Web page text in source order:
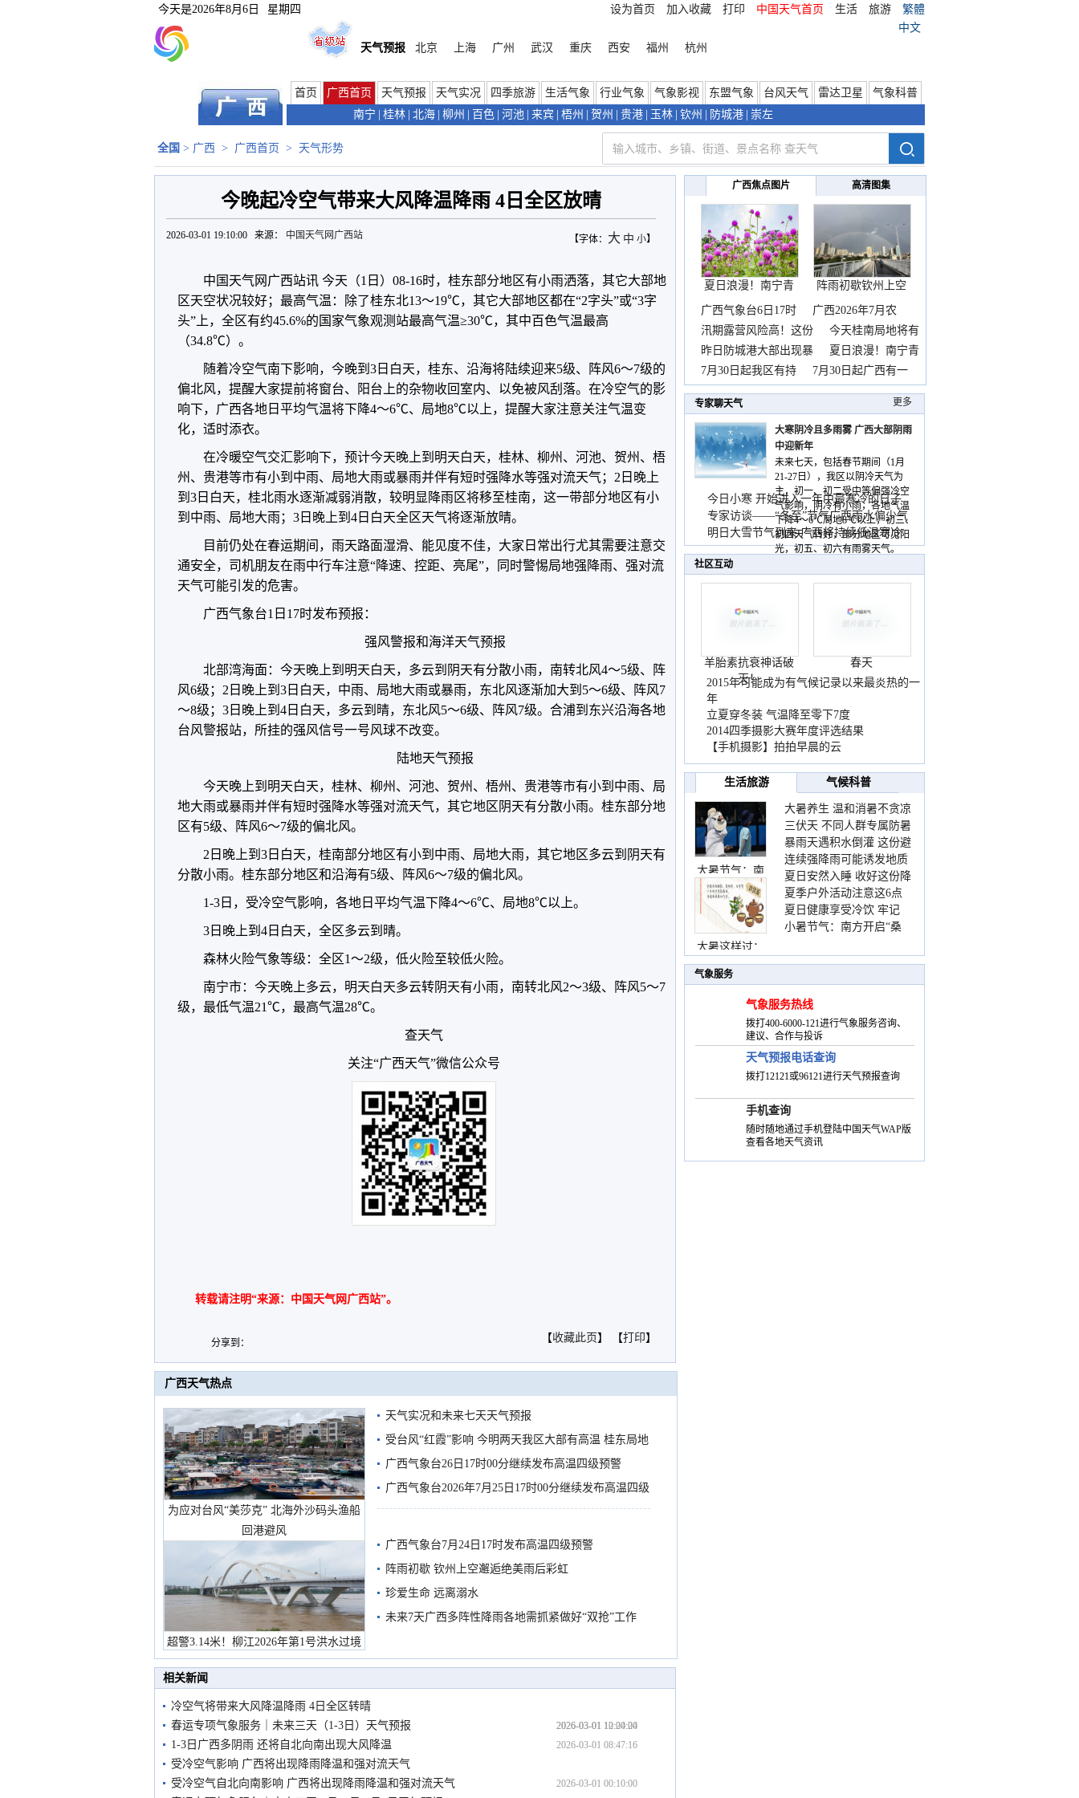
今天是2026年8月6日 星期四 设为首页 加入收藏 打印 中国天气首页 生活 旅游
繁體
中文
天气预报
北京 上海 广州 武汉 重庆 西安 福州 杭州
首页 广西首页 天气预报 天气实况 四季旅游 生活气象 行业气象 气象影视 东盟气象 台风天气 雷达卫星
气象科普
南宁
桂林 北海 柳州 百色 河池 来宾 梧州 贺州 贵港 玉林 钦州 防城港 崇左
全国 > 广西 > 广西首页 > 天气形势
今晚起冷空气带来大风降温降雨 4日全区放晴
【字体： 大 中 小】
2026-03-01 19:10:00 来源： 中国天气网广西站
中国天气网广西站讯 今天（1日）08-16时，桂东部分地区有小雨洒落，其它大部地
区天空状况较好；最高气温：除了桂东北13～19℃，其它大部地区都在“2字头”或“3字
头”上，全区有约45.6%的国家气象观测站最高气温≥30℃，其中百色气温最高
（34.8℃）。
随着冷空气南下影响，今晚到3日白天，桂东、沿海将陆续迎来5级、阵风6～7级的
偏北风，提醒大家提前将窗台、阳台上的杂物收回室内、以免被风刮落。在冷空气的影
响下，广西各地日平均气温将下降4～6℃、局地8℃以上，提醒大家注意关注气温变
化，适时添衣。
在冷暖空气交汇影响下，预计今天晚上到明天白天，桂林、柳州、河池、贺州、梧
州、贵港等市有小到中雨、局地大雨或暴雨并伴有短时强降水等强对流天气；2日晚上
到3日白天，桂北雨水逐渐减弱消散，较明显降雨区将移至桂南，这一带部分地区有小
到中雨、局地大雨；3日晚上到4日白天全区天气将逐渐放晴。
目前仍处在春运期间，雨天路面湿滑、能见度不佳，大家日常出行尤其需要注意交
通安全，司机朋友在雨中行车注意“降速、控距、亮尾”，同时警惕局地强降雨、强对流
天气可能引发的危害。
广西气象台1日17时发布预报：
强风警报和海洋天气预报
北部湾海面：今天晚上到明天白天，多云到阴天有分散小雨，南转北风4～5级、阵
风6级；2日晚上到3日白天，中雨、局地大雨或暴雨，东北风逐渐加大到5～6级、阵风7
～8级；3日晚上到4日白天，多云到晴，东北风5～6级、阵风7级。合浦到东兴沿海各地
台风警报站，所挂的强风信号一号风球不改变。
陆地天气预报
今天晚上到明天白天，桂林、柳州、河池、贺州、梧州、贵港等市有小到中雨、局
地大雨或暴雨并伴有短时强降水等强对流天气，其它地区阴天有分散小雨。桂东部分地
区有5级、阵风6～7级的偏北风。
2日晚上到3日白天，桂南部分地区有小到中雨、局地大雨，其它地区多云到阴天有
分散小雨。桂东部分地区和沿海有5级、阵风6～7级的偏北风。
1-3日，受冷空气影响，各地日平均气温下降4～6℃、局地8℃以上。
3日晚上到4日白天，全区多云到晴。
森林火险气象等级：全区1～2级，低火险至较低火险。
南宁市：今天晚上多云，明天白天多云转阴天有小雨，南转北风2～3级、阵风5～7
级，最低气温21℃，最高气温28℃。
查天气
关注“广西天气”微信公众号
转载请注明“来源：中国天气网广西站”。
分享到： 【收藏此页 】 【打印】
广西天气热点
为应对台风“美莎克” 北海外沙码头渔船
回港避风
超警3.14米！柳江2026年第1号洪水过境
市民在堤岸见证汛况
天气实况和未来七天天气预报
受台风“红霞”影响 今明两天我区大部有高温 桂东局地
有较强降雨
广西气象台26日17时00分继续发布高温四级预警
广西气象台2026年7月25日17时00分继续发布高温四级
预警
广西气象台7月24日17时发布高温四级预警
阵雨初歇 钦州上空邂逅绝美雨后彩虹
珍爱生命 远离溺水
未来7天广西多阵性降雨各地需抓紧做好“双抢”工作
相关新闻
冷空气将带来大风降温降雨 4日全区转晴
2026-03-01 12:00:00
春运专项气象服务｜未来三天（1-3日）天气预报 2026-03-01 10:24:24
1-3日广西多阴雨 还将自北向南出现大风降温 2026-03-01 08:47:16
受冷空气影响 广西将出现降雨降温和强对流天气
2026-03-01 00:10:00
受冷空气自北向南影响 广西将出现降雨降温和强对流天气
广西焦点图片 高清图集
夏日浪漫！南宁青
秀山
阵雨初歇钦州上空
邂逅
广西气象台6日17时
广西2026年7月农
汛期露营风险高！这份
今天桂南局地将有
暴雨
昨日防城港大部出现暴
夏日浪漫！南宁青
秀山
7月30日起我区有持 7月30日起广西有一
专家聊天气 更多
大寒阴冷且多雨雾 广西大部阴雨
中迎新年
未来七天，包括春节期间（1月
21-27日），我区以阴冷天气为
主，初一、初二受中等偏强冷空
气影响，阴冷有小雨，各地气温
下降4～6℃局地8℃以上，初三、
初四天气转好，部分地区可见阳
光，初五、初六有雨雾天气。
今日小寒 开始进入一年中最寒冷的日子
专家访谈——“冬至”节气广西雨水偏少气
温低
明日大雪节气到来 广西将持续低温寒冷
天气
社区互动
羊胎素抗衰神话破
灭！
春天
2015年可能成为有气候记录以来最炎热的一
年
立夏穿冬装 气温降至零下7度
2014四季摄影大赛年度评选结果
【手机摄影】拍拍早晨的云
生活旅游 气候科普
大暑节气：南
大暑这样过：
大暑养生 温和消暑不贪凉
三伏天 不同人群专属防暑
要点请收好
暴雨天遇积水倒灌 这份避
险提示请收好
连续强降雨可能诱发地质
灾害 这些前兆要知道
夏日安然入睡 收好这份降
温小贴士
夏季户外活动注意这6点
防暑健身两不误
夏日健康享受冷饮 牢记
“两注意一控制”
小暑节气：南方开启“桑
季
气象服务
气象服务热线
拨打400-6000-121进行气象服务咨询、
建议、合作与投诉
天气预报电话查询
拨打12121或96121进行天气预报查询
手机查询
随时随地通过手机登陆中国天气WAP版
查看各地天气资讯